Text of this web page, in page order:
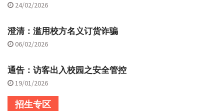
24/02/2026
澄清：滥用校方名义订货诈骗
06/02/2026
通告：访客出入校园之安全管控
19/01/2026
招生专区